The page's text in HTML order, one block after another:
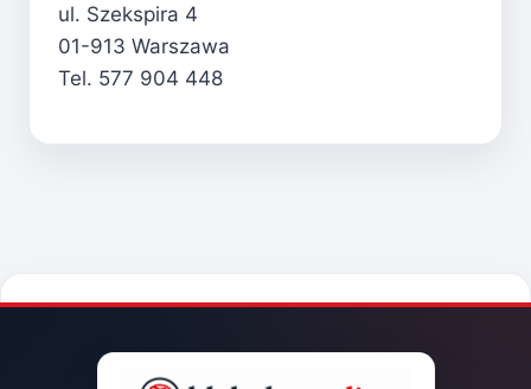
ul. Szekspira 4
01-913 Warszawa
Tel. 577 904 448